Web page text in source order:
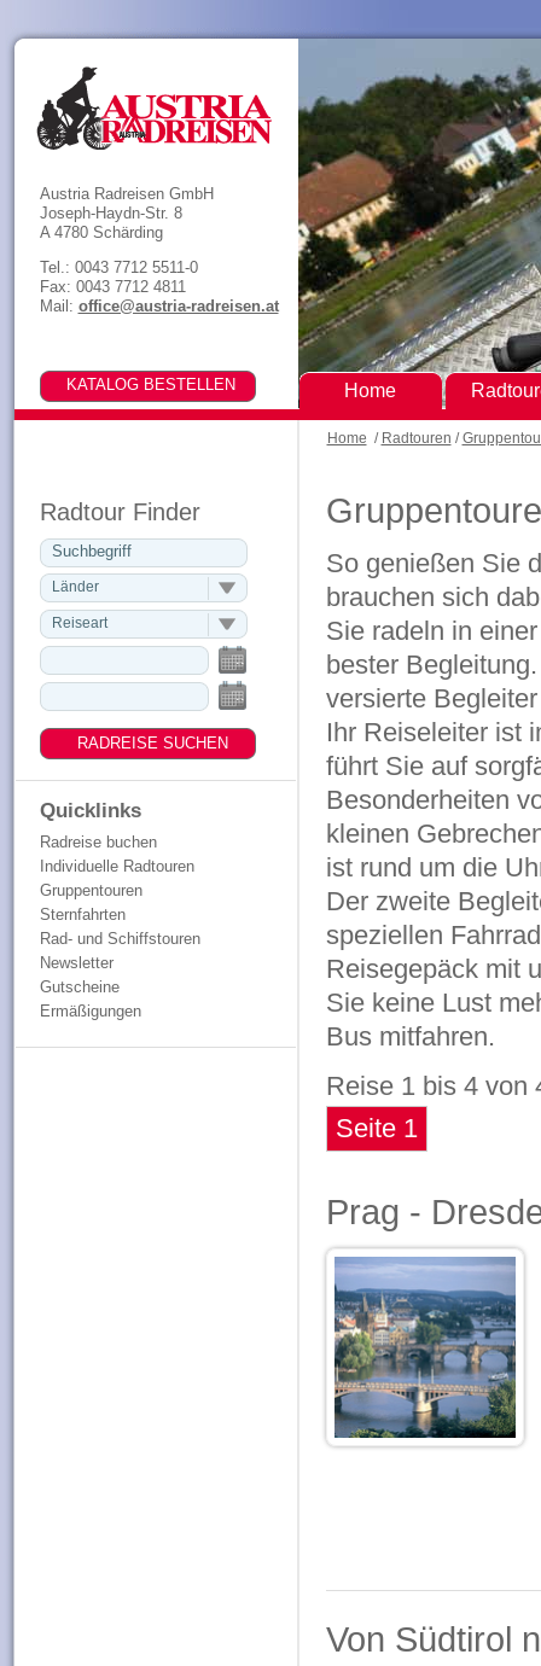
Home / Radtouren /
Radtour Finder
Länder
Reiseart
Quicklinks
Radreise buchen
Individuelle Radtouren
Gruppentouren
Sternfahrten
Rad- und Schiffstouren
Newsletter
Gutscheine
Ermäßigungen
So genießen Sie
brauchen sich
Sie radeln in
bester
versierte
Ihr Reiseleiter ist
führt Sie auf
Besonderheiten
kleinen
ist rund um die
Der zweite
speziellen
Reisegepäck mit
Sie keine Lust
Bus mitfahren.
Reise 1 bis 4 von
Seite 1
Prag -
Von Südtirol
Austria Radreisen GmbH
Joseph-Haydn-Str. 8
A 4780 Schärding
Tel.: 0043 7712 5511-0
Fax: 0043 7712 4811
Mail: office@austria-radreisen.at
Home